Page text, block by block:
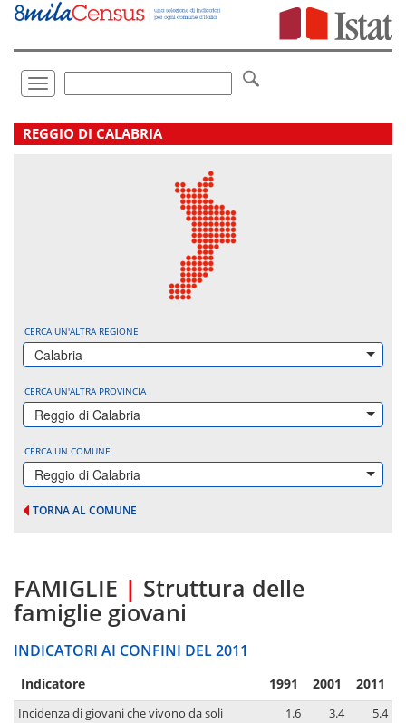
Vai
direttamente
Toggle
navigation
.
REGGIO DI CALABRIA
CERCA UN'ALTRA REGIONE
Calabria
CERCA UN'ALTRA PROVINCIA
Reggio di Calabria
CERCA UN COMUNE
Reggio di Calabria
TORNA AL COMUNE
FAMIGLIE | Struttura delle
famiglie giovani
INDICATORI AI CONFINI DEL 2011
Indicatore 1991 2001 2011
Incidenza di giovani che vivono da soli 1.6 3.4
5.4